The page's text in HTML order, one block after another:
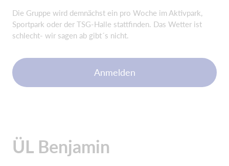
Die Gruppe wird demnächst ein pro Woche im Aktivpark,
Sportpark oder der TSG-Halle stattfinden. Das Wetter ist
schlecht- wir sagen ab gibt´s nicht.
Anmelden
ÜL Benjamin